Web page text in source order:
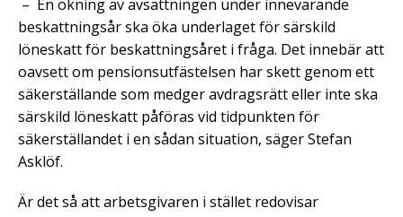
– En ökning av avsättningen under innevarande
beskattningsår ska öka underlaget för särskild
löneskatt för beskattningsåret i fråga. Det innebär att
oavsett om pensionsutfästelsen har skett genom ett
säkerställande som medger avdragsrätt eller inte ska
särskild löneskatt påföras vid tidpunkten för
säkerställandet i en sådan situation, säger Stefan
Asklöf.
Är det så att arbetsgivaren i stället redovisar